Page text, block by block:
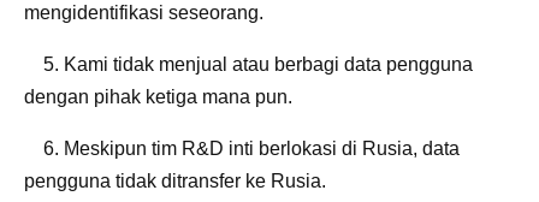
mengidentifikasi seseorang.
5. Kami tidak menjual atau berbagi data pengguna
dengan pihak ketiga mana pun.
6. Meskipun tim R&D inti berlokasi di Rusia, data
pengguna tidak ditransfer ke Rusia.